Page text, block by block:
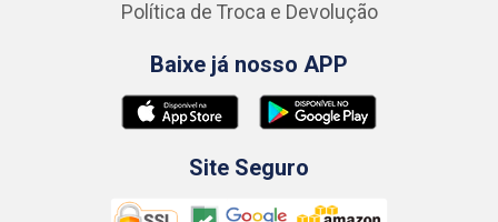
Política de Troca e Devolução
Baixe já nosso APP
Site Seguro